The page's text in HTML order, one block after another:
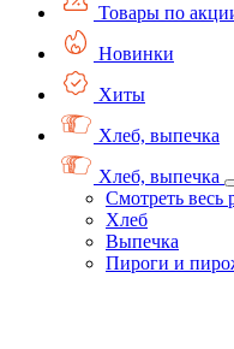
Товары по
Новинки
Хиты
Хлеб, выпечка
Хлеб, выпечка
Смотреть весь
Хлеб
Выпечка
Пироги и